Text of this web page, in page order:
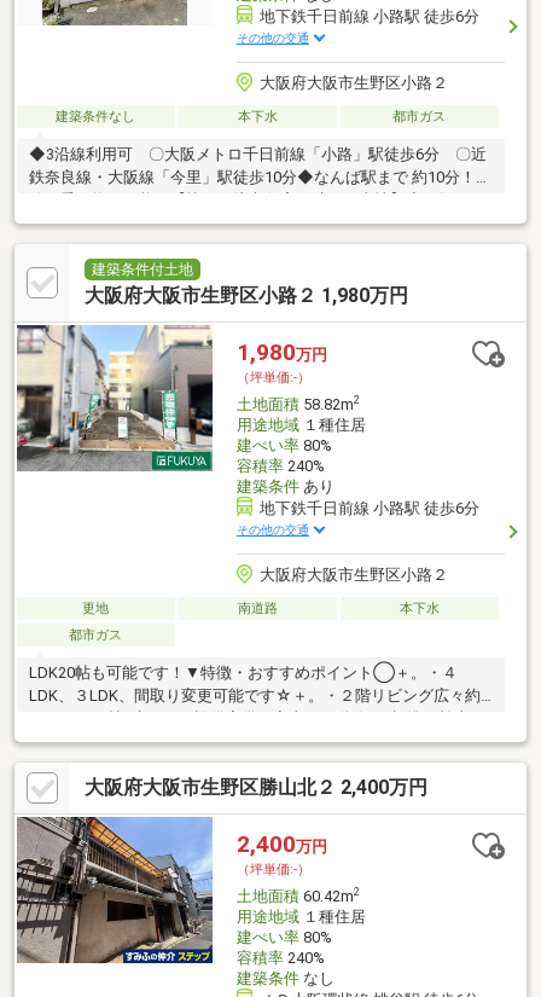
地下鉄千日前線 小路駅 徒歩6分
その他の交通
大阪府大阪市生野区小路２
建築条件なし 本下水 都市ガス
◆3沿線利用可 〇大阪メトロ千日前線「小路」駅徒歩6分 〇近
鉄奈良線・大阪線「今里」駅徒歩10分◆なんば駅まで 約10分！各
線に乗り換え可能！【憧れの注文住宅を叶える土地】◆お好きな
ハウスメーカーで建築可能！◆解体費用不要の「更地渡し」で初
期費用を節約◎◆約5.6ｍの広い間口＆西向きで陽当り良好♪【通
勤も買い物も便利な好立地】◆なんば駅まで約10分！3沿線利用
可でアクセス抜群◆布施駅前の商店街まで自転車で約7分（平坦
ポイント【5万5500pt】進呈！◆安心のハウスメーカー・工務店
のご紹介も可能です☆
建築条件付土地
大阪府大阪市生野区小路２ 1,980万円
1,980万円
（坪単価:-）
土地面積58.82m2
用途地域１種住居
建ぺい率80%
容積率240%
建築条件あり
地下鉄千日前線 小路駅 徒歩6分
その他の交通
大阪府大阪市生野区小路２
更地 南道路
本下水
都市ガス
LDK20帖も可能です！▼特徴・おすすめポイント◯＋。・４
LDK、３LDK、間取り変更可能です☆＋。・２階リビング広々約
ん付いてます☆＋。・食洗器、浄水器付きシステムキッチン♪・
収納豊富！シューズクローク、カップボード、各居室収納ありま
す☆＋。・玄関にはドアと一体化したＬＥＤ照明付き♪・陽光あ
ふれる南向き♪＊◯周辺環境◯＊◆大阪市立小路小学校・・・約
210ｍ◇大阪市立東生野中学校…約400ｍ◆万代布施店・・・約
920ｍ◇ローソン小路二丁目店・・・約230ｍ◆ウエルシア生野巽
北店…約660ｍ
大阪府大阪市生野区勝山北２ 2,400万円
2,400万円
（坪単価:-）
土地面積60.42m2
用途地域１種住居
建ぺい率80%
容積率240%
建築条件なし